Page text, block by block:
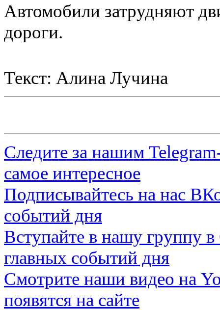
Автомобили затрудняют
дороги.
Текст: Алина Лучина
Следите за нашим
самое интересное
Подписывайтесь на нас
событий дня
Вступайте в нашу группу в
главных событий дня
Смотрите наши видео на
появятся на сайте